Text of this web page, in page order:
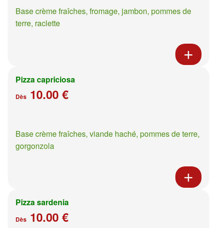
Base crème fraîches, fromage, jambon, pommes de
terre, raclette
Pizza capriciosa
Dès 10.00 €
Base crème fraîches, viande haché, pommes de terre,
gorgonzola
Pizza sardenia
Dès 10.00 €